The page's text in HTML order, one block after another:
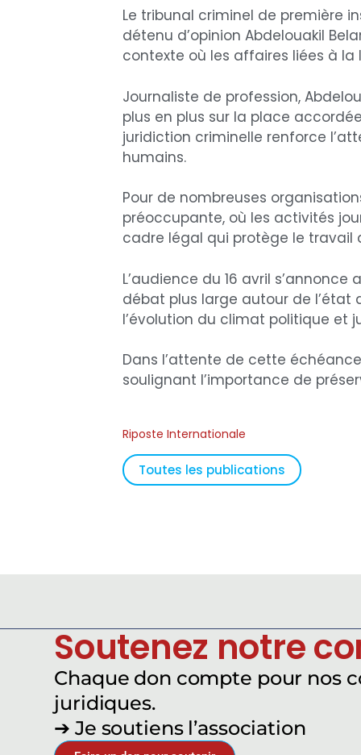
Le tribunal criminel de première
détenu d’opinion Abdelouakil
contexte où les affaires liées à la
Journaliste de profession,
plus en plus sur la place
juridiction criminelle renforce
humains.
Pour de nombreuses
préoccupante, où les activités
cadre légal qui protège le travail
L’audience du 16 avril
débat plus large autour de l’état
l’évolution du climat politique et
Dans l’attente de cette
soulignant l’importance de
Riposte Internationale
Toutes les publications
Soutenez notre
Chaque don compte pour nos
juridiques.
➔ Je soutiens l’association